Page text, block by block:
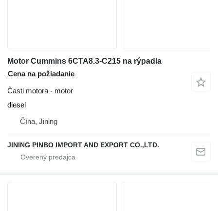
Motor Cummins 6CTA8.3-C215 na rýpadla
Cena na požiadanie
Časti motora - motor
diesel
Čína, Jining
JINING PINBO IMPORT AND EXPORT CO.,LTD.